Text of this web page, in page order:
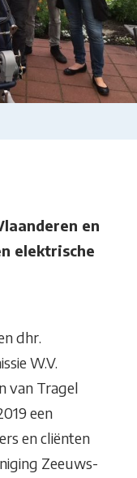
en
elektrische
dhr.
W.V.
van Tragel
een
en cliënten
Zeeuws-